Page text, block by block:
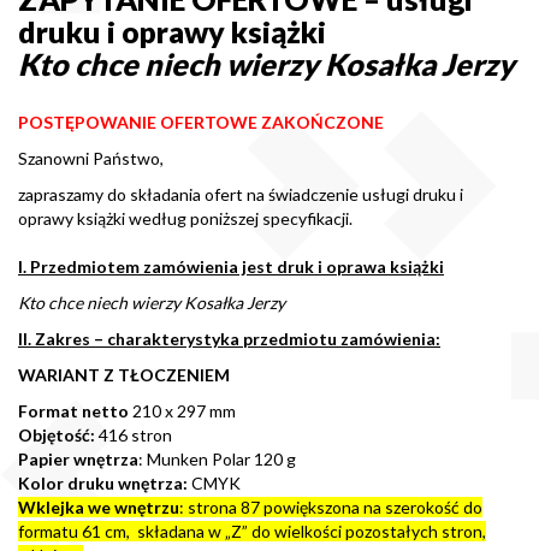
druku i oprawy książki
Kto chce niech wierzy Kosałka Jerzy
POSTĘPOWANIE OFERTOWE ZAKOŃCZONE
Szanowni Państwo,
zapraszamy do składania ofert na świadczenie usługi druku i
oprawy książki według poniższej specyfikacji.
I. Przedmiotem zamówienia jest druk i oprawa książki
Kto chce niech wierzy Kosałka Jerzy
II. Zakres – charakterystyka przedmiotu zamówienia:
WARIANT Z TŁOCZENIEM
Format netto 210 x 297 mm
Objętość: 416 stron
Papier wnętrza: Munken Polar 120 g
Kolor druku wnętrza: CMYK
Wklejka we wnętrzu: strona 87 powiększona na szerokość do
formatu 61 cm, składana w „Z” do wielkości pozostałych stron,